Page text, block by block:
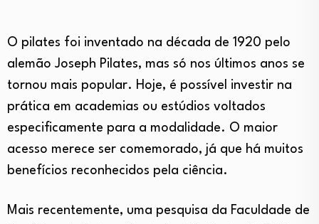
O pilates foi inventado na década de 1920 pelo
alemão Joseph Pilates, mas só nos últimos anos se
tornou mais popular. Hoje, é possível investir na
prática em academias ou estúdios voltados
especificamente para a modalidade. O maior
acesso merece ser comemorado, já que há muitos
benefícios reconhecidos pela ciência.
Mais recentemente, uma pesquisa da Faculdade de